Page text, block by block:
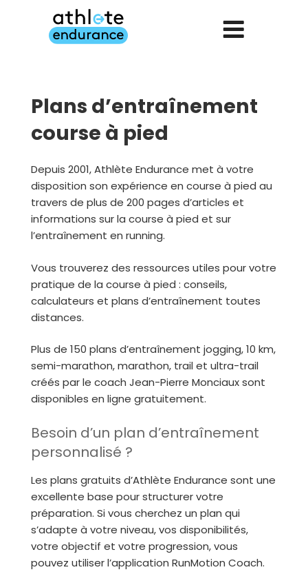
Plans d’entraînement
course à pied
Depuis 2001, Athlète Endurance met à votre
disposition son expérience en course à pied au
travers de plus de 200 pages d’articles et
informations sur la course à pied et sur
l’entraînement en running.
Vous trouverez des ressources utiles pour votre
pratique de la course à pied : conseils,
calculateurs et plans d’entraînement toutes
distances.
Plus de 150 plans d’entraînement jogging, 10 km,
semi-marathon, marathon, trail et ultra-trail
créés par le coach Jean-Pierre Monciaux sont
disponibles en ligne gratuitement.
Besoin d’un plan d’entraînement
personnalisé ?
Les plans gratuits d’Athlète Endurance sont une
excellente base pour structurer votre
préparation. Si vous cherchez un plan qui
s’adapte à votre niveau, vos disponibilités,
votre objectif et votre progression, vous
pouvez utiliser l’application RunMotion Coach.